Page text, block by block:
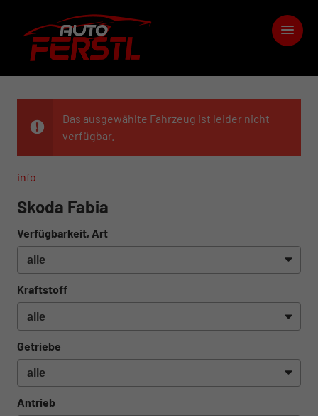
Das ausgewählte Fahrzeug ist leider nicht
verfügbar.
info
Skoda Fabia
Verfügbarkeit, Art
Kraftstoff
Getriebe
Antrieb